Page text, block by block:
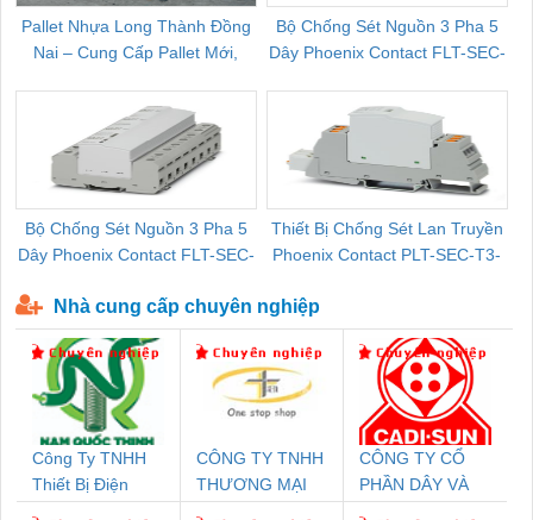
Pallet Nhựa Long Thành Đồng
Nai – Cung Cấp Pallet Mới,
Bộ Chống Sét Nguồn 3 Pha 5
Dây Phoenix Contact FLT-SEC-
Bộ Chống Sét Nguồn 3 Pha 5
Dây Phoenix Contact FLT-SEC-
Thiết Bị Chống Sét Lan Truyền
Phoenix Contact PLT-SEC-T3-
Nhà cung cấp chuyên nghiệp
Công Ty TNHH
Thiết Bị Điện
CÔNG TY TNHH
THƯƠNG MẠI
CÔNG TY CỔ
PHẦN DÂY VÀ